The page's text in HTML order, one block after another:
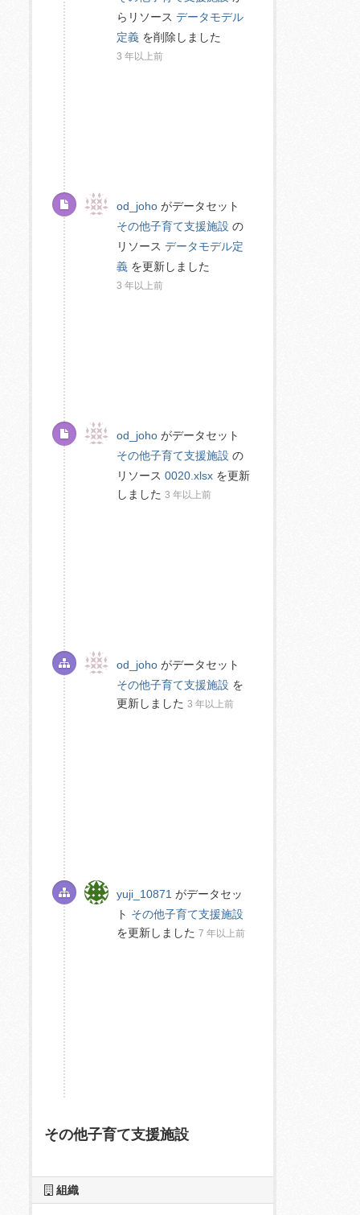
らリソース データモデル
定義 を削除しました
3 年以上前
od_joho がデータセット
その他子育て支援施設 の
リソース データモデル定
義 を更新しました
3 年以上前
od_joho がデータセット
その他子育て支援施設 の
リソース 0020.xlsx を更新
しました 3 年以上前
od_joho がデータセット
その他子育て支援施設 を
更新しました 3 年以上前
yuji_10871 がデータセッ
ト その他子育て支援施設
を更新しました 7 年以上前
その他子育て支援施設
組織